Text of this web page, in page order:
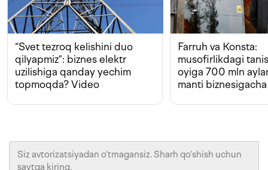
“Svet tezroq kelishini duo
qilyapmiz”: biznes elektr
uzilishiga qanday yechim
topmoqda? Video
Farruh va Konsta:
musofirlikdagi
oyiga 700 mln
manti biznesigacha